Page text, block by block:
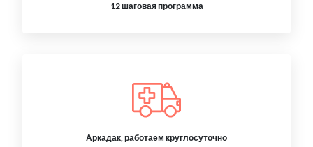
12 шаговая программа
Аркадак, работаем круглосуточно